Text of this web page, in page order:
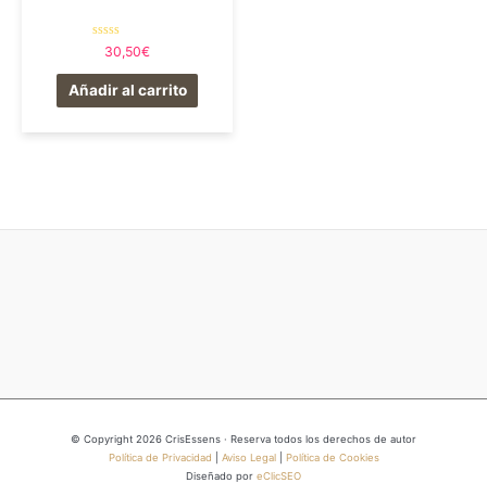
Valorado
0
de
5
30,50€
Añadir al carrito
© Copyright 2026 CrisEssens · Reserva todos los derechos de autor
Política de Privacidad
Aviso Legal| Política de Cookies
Diseñado por eClicSEO